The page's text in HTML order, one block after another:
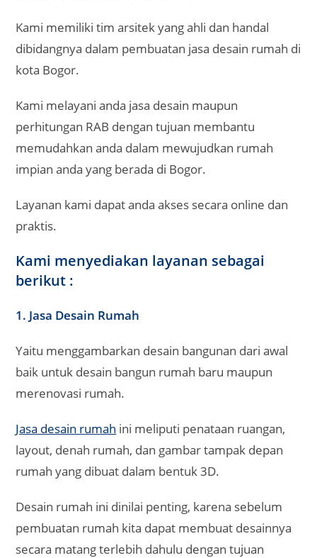
Kami memiliki tim arsitek yang ahli dan handal
dibidangnya dalam pembuatan jasa desain rumah di
kota Bogor.
Kami melayani anda jasa desain maupun
perhitungan RAB dengan tujuan membantu
memudahkan anda dalam mewujudkan rumah
impian anda yang berada di Bogor.
Layanan kami dapat anda akses secara online dan
praktis.
Kami menyediakan layanan sebagai
berikut :
1. Jasa Desain Rumah
Yaitu menggambarkan desain bangunan dari awal
baik untuk desain bangun rumah baru maupun
merenovasi rumah.
Jasa desain rumah ini meliputi penataan ruangan,
layout, denah rumah, dan gambar tampak depan
rumah yang dibuat dalam bentuk 3D.
Desain rumah ini dinilai penting, karena sebelum
pembuatan rumah kita dapat membuat desainnya
secara matang terlebih dahulu dengan tujuan